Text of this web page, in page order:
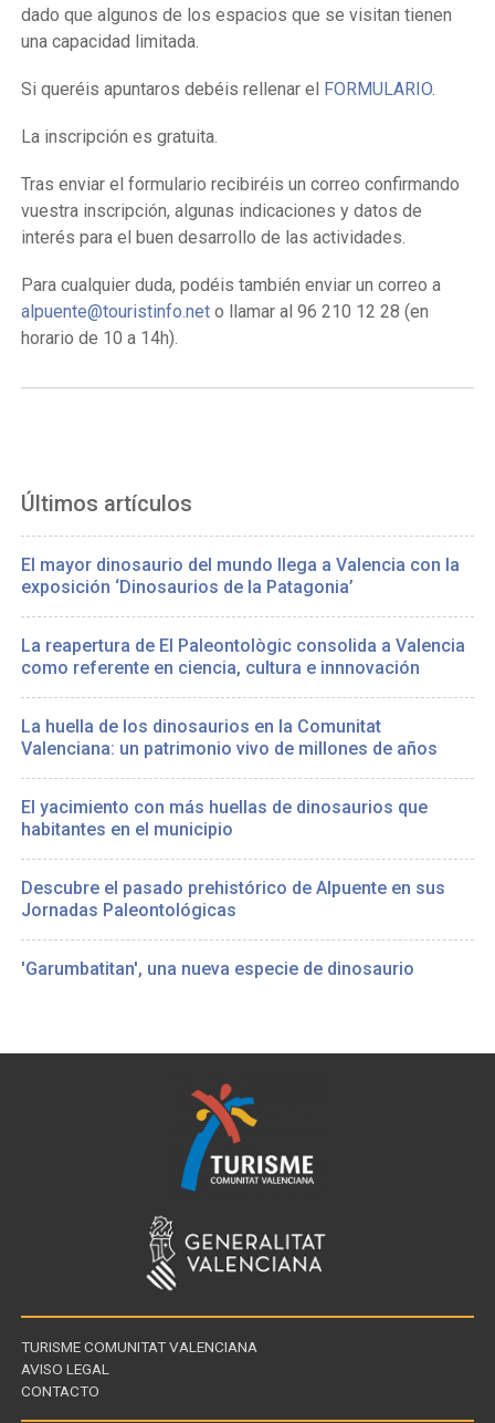
dado que algunos de los espacios que se visitan tienen
una capacidad limitada.
Si queréis apuntaros debéis rellenar el FORMULARIO.
La inscripción es gratuita.
Tras enviar el formulario recibiréis un correo confirmando
vuestra inscripción, algunas indicaciones y datos de
interés para el buen desarrollo de las actividades.
Para cualquier duda, podéis también enviar un correo a
alpuente@touristinfo.net o llamar al 96 210 12 28 (en
horario de 10 a 14h).
Últimos artículos
El mayor dinosaurio del mundo llega a Valencia con la
exposición ‘Dinosaurios de la Patagonia’
La reapertura de El Paleontològic consolida a Valencia
como referente en ciencia, cultura e innnovación
La huella de los dinosaurios en la Comunitat
Valenciana: un patrimonio vivo de millones de años
El yacimiento con más huellas de dinosaurios que
habitantes en el municipio
Descubre el pasado prehistórico de Alpuente en sus
Jornadas Paleontológicas
'Garumbatitan', una nueva especie de dinosaurio
TURISME COMUNITAT VALENCIANA
AVISO LEGAL
CONTACTO